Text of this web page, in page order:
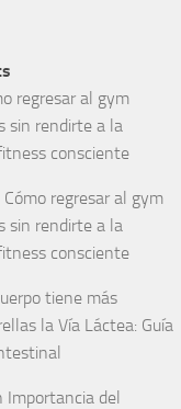
regresar al gym
sin rendirte a la
consciente
Cómo regresar al gym
sin rendirte a la
consciente
tiene más
la Vía Láctea: Guía
Importancia del